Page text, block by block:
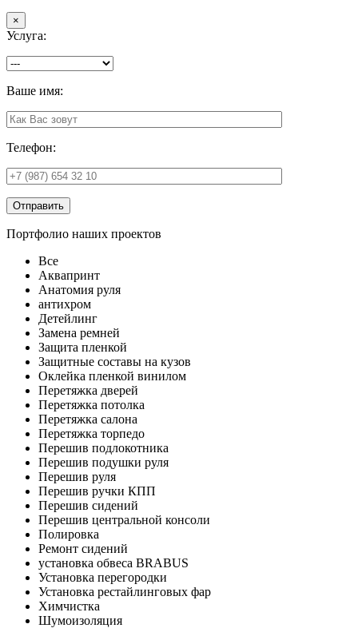
×
Услуга:
Ваше имя:
Телефон:
Отправить
Портфолио наших проектов
Все
Аквапринт
Анатомия руля
антихром
Детейлинг
Замена ремней
Защита пленкой
Защитные составы на кузов
Оклейка пленкой винилом
Перетяжка дверей
Перетяжка потолка
Перетяжка салона
Перетяжка торпедо
Перешив подлокотника
Перешив подушки руля
Перешив руля
Перешив ручки КПП
Перешив сидений
Перешив центральной консоли
Полировка
Ремонт сидений
установка обвеса BRABUS
Установка перегородки
Установка рестайлинговых фар
Химчистка
Шумоизоляция